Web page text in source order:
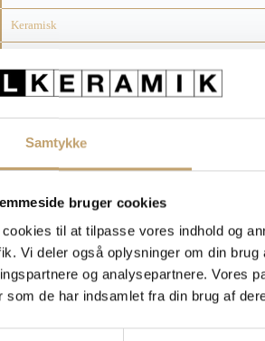
Samtykke
bruger cookies
til at tilpasse vores indhold og
Vi deler også oplysninger om din
og analysepartnere. Vores
som de har indsamlet fra din brug af
Keramisk
V1 - svag variation
Ja
Fila Cleaner
Lagervare
syne anderledes på billeder end i